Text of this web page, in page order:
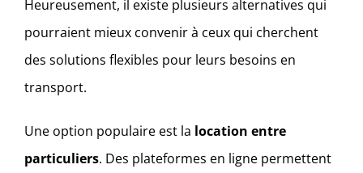
Heureusement, il existe plusieurs alternatives qui
pourraient mieux convenir à ceux qui cherchent
des solutions flexibles pour leurs besoins en
transport.
Une option populaire est la location entre
particuliers. Des plateformes en ligne permettent